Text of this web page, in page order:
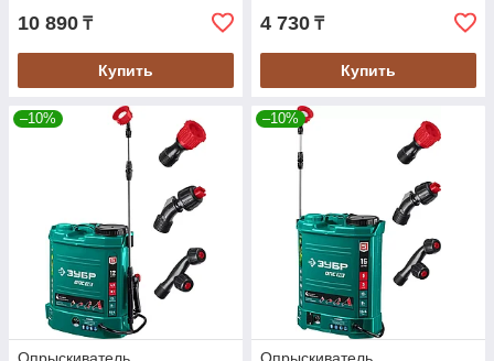
10 890 ₸
Купить
4 730 ₸
Купить
–10%
Опрыскиватель
–10%
Опрыскиватель